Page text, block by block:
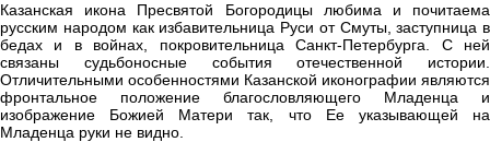
Казанская икона Пресвятой Богородицы любима и почитаема
русским народом как избавительница Руси от Смуты, заступница в
бедах и в войнах, покровительница Санкт-Петербурга. С ней
связаны судьбоносные события отечественной истории.
Отличительными особенностями Казанской иконографии являются
фронтальное положение благословляющего Младенца и
изображение Божией Матери так, что Ее указывающей на
Младенца руки не видно.